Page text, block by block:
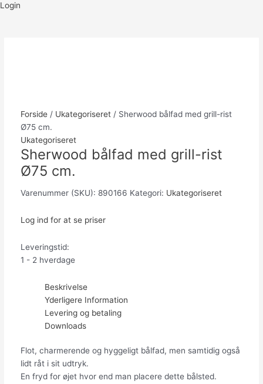
Login
Forside/ Ukategoriseret/ Sherwood bålfad med grill-rist
Ø75 cm.
Ukategoriseret
Sherwood bålfad med grill-rist
Ø75 cm.
Varenummer (SKU): 890166 Kategori: Ukategoriseret
Log ind for at se priser
Leveringstid:
1 - 2 hverdage
Beskrivelse
Yderligere Information
Levering og betaling
Downloads
Flot, charmerende og hyggeligt bålfad, men samtidig også
lidt råt i sit udtryk.
En fryd for øjet hvor end man placere dette bålsted.